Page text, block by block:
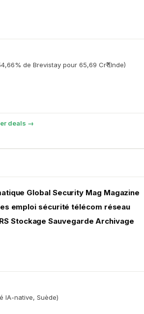
de Brevistay pour 65,69 Cr₹ (Inde)
deals →
Global Security Mag Magazine
emploi sécurité télécom réseau
Stockage Sauvegarde Archivage
IA-native, Suède)